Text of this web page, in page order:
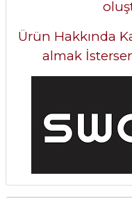
Ürün Hakkında
almak